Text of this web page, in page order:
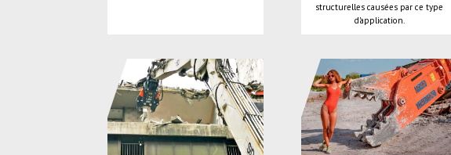
structurelles causées par ce type
d'application.